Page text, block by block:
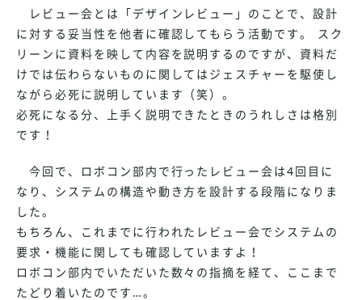
レビュー会とは「デザインレビュー」のことで、設計
に対する妥当性を他者に確認してもらう活動です。 スク
リーンに資料を映して内容を説明するのですが、資料だ
けでは伝わらないものに関してはジェスチャーを駆使し
ながら必死に説明しています（笑）。
必死になる分、上手く説明できたときのうれしさは格別
です！
今回で、ロボコン部内で行ったレビュー会は4回目に
なり、システムの構造や動き方を設計する段階になりま
した。
もちろん、これまでに行われたレビュー会でシステムの
要求・機能に関しても確認していますよ！
ロボコン部内でいただいた数々の指摘を経て、ここまで
たどり着いたのです…。